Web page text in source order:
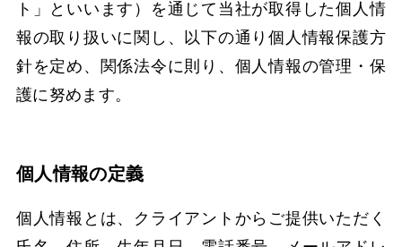
ト」といいます）を通じて当社が取得した個人情
報の取り扱いに関し、以下の通り個人情報保護方
針を定め、関係法令に則り、個人情報の管理・保
護に努めます。
個人情報の定義
個人情報とは、クライアントからご提供いただく